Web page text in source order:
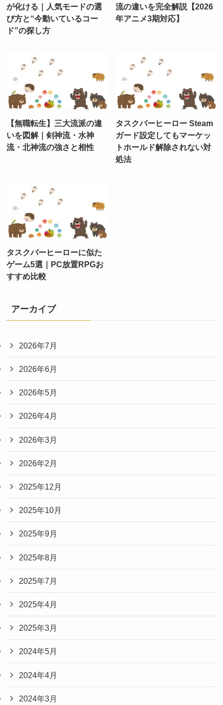
が化ける｜人気モードの選
び方と“今動いているコー
ド”の探し方
流の違いを完全解説【2026
年アニメ3期対応】
【無職転生】三大流派の違
いを図解｜剣神流・水神
流・北神流の強さと相性
タスクバーヒーロー Steam
ガード設定してもマーケッ
トホールド解除されない対
処法
タスクバーヒーローに似た
ゲーム5選｜PC放置RPGお
すすめ比較
アーカイブ
2026年7月
2026年6月
2026年5月
2026年4月
2026年3月
2026年2月
2025年12月
2025年10月
2025年9月
2025年8月
2025年7月
2025年4月
2025年3月
2024年5月
2024年4月
2024年3月